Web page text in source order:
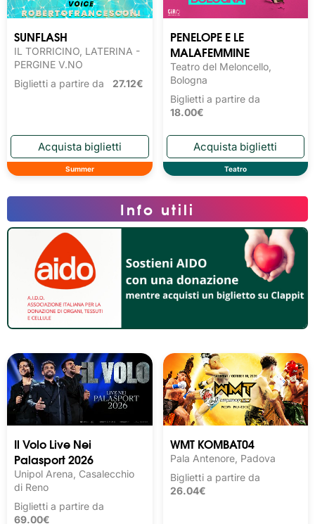
SUNFLASH
IL TORRICINO, LATERINA -
PERGINE V.NO
Biglietti a partire da 27.12€
Summer
PENELOPE E LE
MALAFEMMINE
Teatro del Meloncello,
Bologna
Biglietti a partire da
18.00€
Teatro
Il Volo Live Nei
Palasport 2026
Unipol Arena, Casalecchio
di Reno
Biglietti a partire da
69.00€
WMT KOMBAT04
Pala Antenore, Padova
Biglietti a partire da
26.04€
Info utili